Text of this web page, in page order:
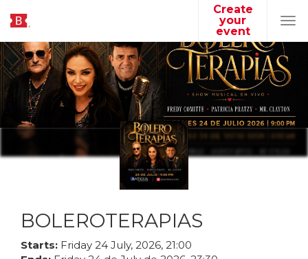
Create
your
event
BOLEROTERAPIAS
Starts: Friday 24 July, 2026, 21:00